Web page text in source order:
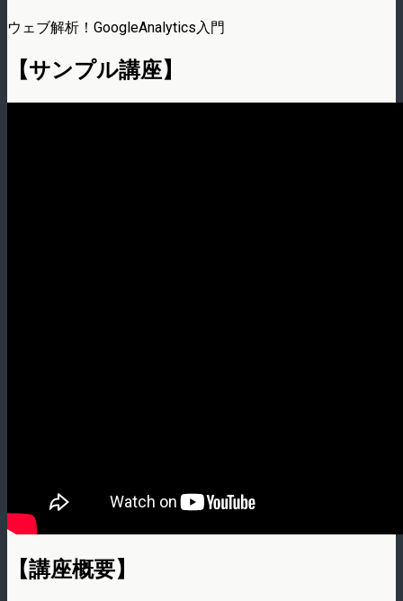
ウェブ解析！GoogleAnalytics入門
【サンプル講座】
【講座概要】